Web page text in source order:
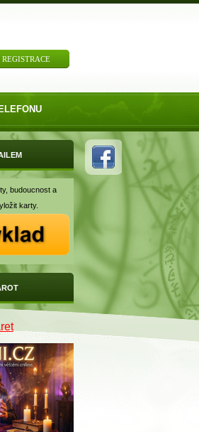
REGISTRACE
budoucnost a
karty.